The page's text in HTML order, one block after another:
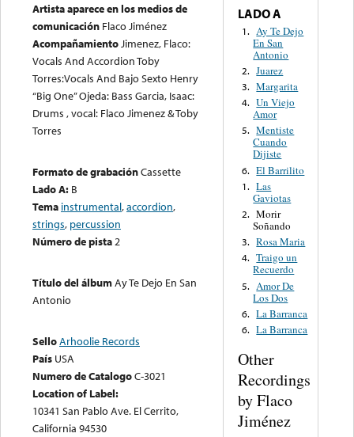
Artista aparece en los medios de
comunicación Flaco Jiménez
AcompañamientoJimenez, Flaco:
Vocals And Accordion Toby
Torres:Vocals And Bajo Sexto Henry
“Big One” Ojeda: Bass Garcia, Isaac:
Drums , vocal: Flaco Jimenez & Toby
Torres
Formato de grabaciónCassette
Lado A: B
Tema instrumental,accordion,
strings, percussion
Número de pista2
Título del álbumAy Te Dejo En San
Antonio
SelloArhoolie Records
País USA
Numero de CatalogoC-3021
Location of Label:
10341 San Pablo Ave. El Cerrito,
California 94530
LADO A
1. Ay Te Dejo
En San
Antonio
2. Juarez
3. Margarita
4. Un Viejo
Amor
5. Mentiste
Cuando
Dijiste
6. El Barrilito
1. Las
Gaviotas
2. Morir
Soñando
3. Rosa Maria
4. Traigo un
Recuerdo
5. Amor De
Los Dos
6. La Barranca
6. La Barranca
Other
Recordings
by Flaco
Jiménez